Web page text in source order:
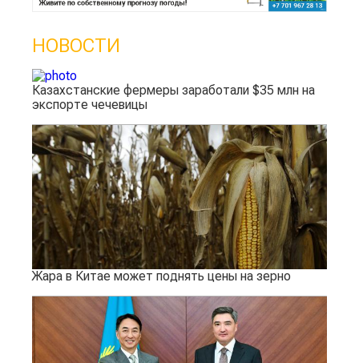
НОВОСТИ
Казахстанские фермеры заработали $35 млн на
экспорте чечевицы
Жара в Китае может поднять цены на зерно